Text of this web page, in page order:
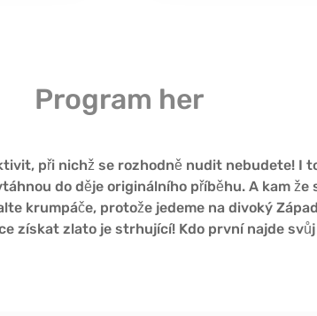
Program her
při nichž se rozhodně nudit nebudete! I
do děje originálního příběhu. A kam
krumpáče, protože jedeme na divoký
získat zlato je strhující! Kdo první najde